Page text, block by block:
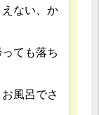
ない、か
ても落ち
風呂でさ